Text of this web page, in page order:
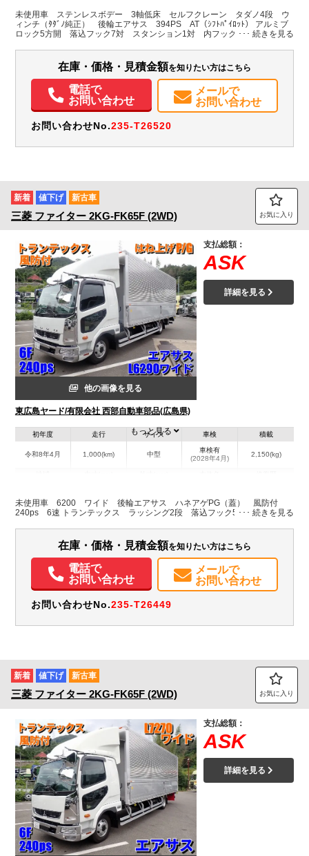
広島県
W:2,420
H:200
W:2,490
H:3,420
無
パワステ パワーウィンドウ
未使用車 ステンレスボデー 3軸低床 セルフクレーン タダノ4段 ウ
ィンチ（ﾀﾀﾞﾉ純正） 後輪エアサス 394PS AT（ｼﾌﾄﾊﾟｲﾛｯﾄ） アルミブ
ロック5方開 落込フック7対 スタンション1対 内フック1対 地上高
在庫・価格・見積金額を知りたい方はこちら
電話で
お問い合わせ
メールで
お問い合わせ
お問い合わせNo.235-T26520
新着 値下げ 新古車
三菱 ファイター 2KG-FK65F (2WD) お気に入り
他の画像を見る
東広島ヤード/有限会社 西部自動車部品(広島県)
支払総額：
ASK
詳細を見る
初年度
令和8年4月
走行
1,000(km)
サイズ
中型
車検
車検有
(2028年4月)
積載
2,150(kg)
広島県
W:2,400
H:2,400
W:2,490
H:3,450
無
装備情報
もっと見る
未使用車 6200 ワイド 後輪エアサス ハネアゲPG（蓋） 風防付
240ps 6速 トランテックス ラッシング2段 落込フック5対
在庫・価格・見積金額を知りたい方はこちら
電話で
お問い合わせ
メールで
お問い合わせ
お問い合わせNo.235-T26449
新着 値下げ 新古車
三菱 ファイター 2KG-FK65F (2WD) お気に入り
支払総額：
ASK
詳細を見る